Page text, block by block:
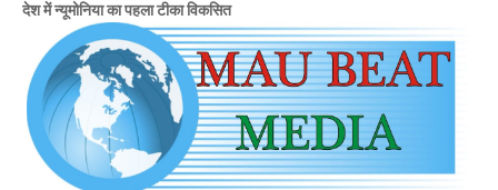
Mau:-यूपी में अब रात 11.00 बजे के बाद नहीं चलेंगी रोडवेज बसें
Mau Beat Media-Dec 21 2022
Mau:- V-Mart को जिला प्रशासन ने किया सील
Mau Beat Media -Dec 19 2022
Mau:-माफिया मुख्तार अंसारी के सहयोगी रफीक पर बड़ी
Mau Beat Media -Dec 14 2022
Mau:- प्री बोर्ड टापर्स को किया गया सम्मानित
देश में न्यूमोनिया का पहला टीका विकसित